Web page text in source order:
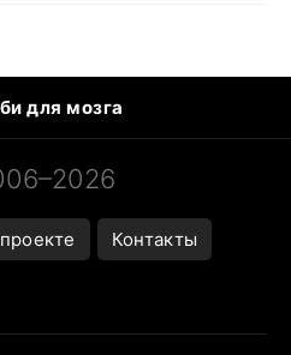
для мозга
в океанариуме
Контакты